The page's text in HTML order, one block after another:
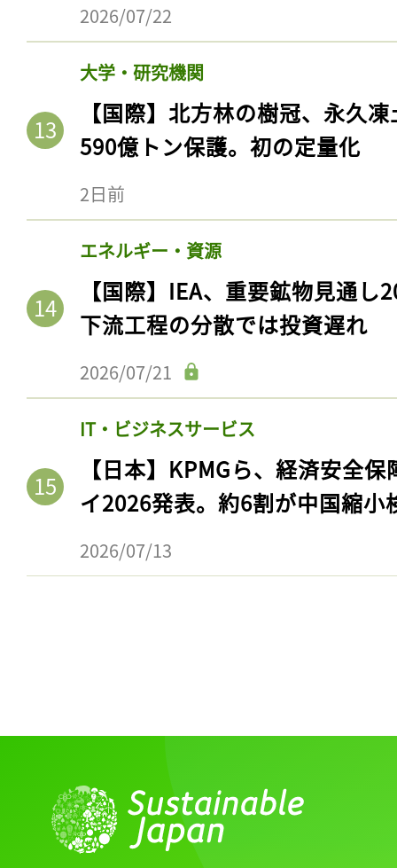
2026/07/22
大学・研究機関
【国際】北方林の樹冠、永久
590億トン保護。初の定量化
2日前
エネルギー・資源
【国際】IEA、重要鉱物見通
下流工程の分散では投資遅れ
2026/07/21
IT・ビジネスサービス
【日本】KPMGら、経済安全
イ2026発表。約6割が中国縮小
2026/07/13